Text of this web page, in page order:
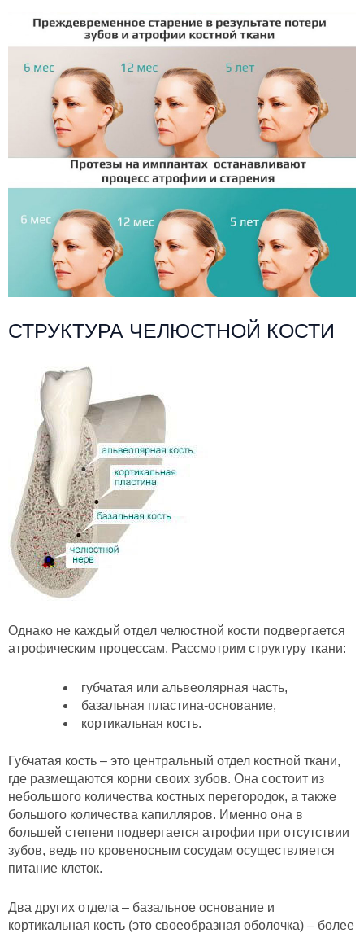
СТРУКТУРА ЧЕЛЮСТНОЙ КОСТИ
Однако не каждый отдел челюстной кости подвергается
атрофическим процессам. Рассмотрим структуру ткани:
губчатая или альвеолярная часть,
базальная пластина-основание,
кортикальная кость.
Губчатая кость – это центральный отдел костной ткани,
где размещаются корни своих зубов. Она состоит из
небольшого количества костных перегородок, а также
большого количества капилляров. Именно она в
большей степени подвергается атрофии при отсутствии
зубов, ведь по кровеносным сосудам осуществляется
питание клеток.
Два других отдела – базальное основание и
кортикальная кость (это своеобразная оболочка) – более